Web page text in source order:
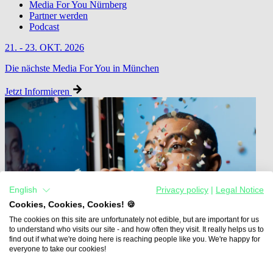
Media For You Nürnberg
Partner werden
Podcast
21. - 23. OKT. 2026
Die nächste Media For You in München
Jetzt Informieren
English Privacy policy
Legal Notice
Cookies, Cookies, Cookies! 🍪
The cookies on this site are unfortunately not edible, but are important for us
to understand who visits our site - and how often they visit. It really helps us to
find out if what we're doing here is reaching people like you. We're happy for
everyone to take our cookies!